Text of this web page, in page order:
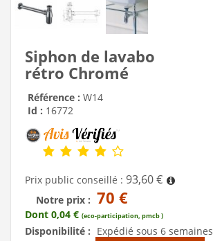
Siphon de lavabo
rétro Chromé
Référence : W14
Id : 16772
Prix public conseillé : 93,60 €
Notre prix : 70 €
Dont 0,04 € (eco-participation, pmcb )
Disponibilité : Expédié sous 6 semaines